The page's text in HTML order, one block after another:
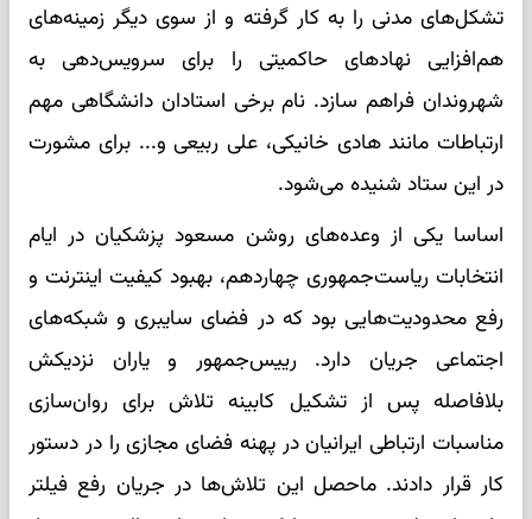
تشکل‌های مدنی را به کار گرفته و از سوی دیگر زمینه‌های
هم‌افزایی نهادهای حاکمیتی را برای سرویس‌دهی به
شهروندان فراهم سازد. نام برخی استادان دانشگاهی مهم
ارتباطات مانند هادی خانیکی، علی ربیعی و... برای مشورت
در این ستاد شنیده می‌شود.
اساسا یکی از وعده‌های روشن مسعود پزشکیان در ایام
انتخابات ریاست‌جمهوری چهاردهم، بهبود کیفیت اینترنت و
رفع محدودیت‌هایی بود که در فضای سایبری و شبکه‌های
اجتماعی جریان دارد. رییس‌جمهور و یاران نزدیکش
بلافاصله پس از تشکیل کابینه تلاش برای روان‌سازی
مناسبات ارتباطی ایرانیان در پهنه فضای مجازی را در دستور
کار قرار دادند. ماحصل این تلاش‌ها در جریان رفع فیلتر